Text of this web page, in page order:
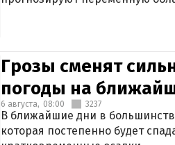
Грозы сменят
погоды на
6 августа, 08:00 3237
В ближайшие дни в
которая постепенно будет